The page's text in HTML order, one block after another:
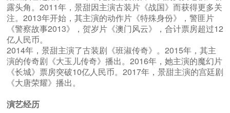
露头角。2011年，景甜因主演古装片《战国》而获得更多关
注。2013年开始，其主演的动作片《特殊身份》，警匪片
《警察故事2013》，贺岁片《澳门风云》，合计票房超过12
亿人民币。
2014年，景甜主演了古装剧《班淑传奇》。2015年，其主
演的传奇剧《大玉儿传奇》播出。2016年，她主演的魔幻片
《长城》票房突破10亿人民币。2017年，景甜主演的宫廷剧
《大唐荣耀》播出。
演艺经历